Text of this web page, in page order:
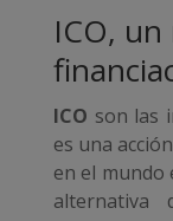
ICO,
ICO son las
es una
en el mundo
alternativa